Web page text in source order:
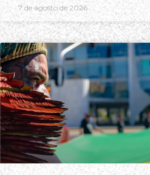
7 de agosto de 2026